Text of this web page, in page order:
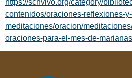
contenidos/oraciones-reflexiones-y-
meditaciones/oracion/
oraciones-para-el-mes-de-